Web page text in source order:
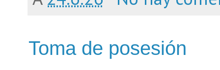
Toma de posesión